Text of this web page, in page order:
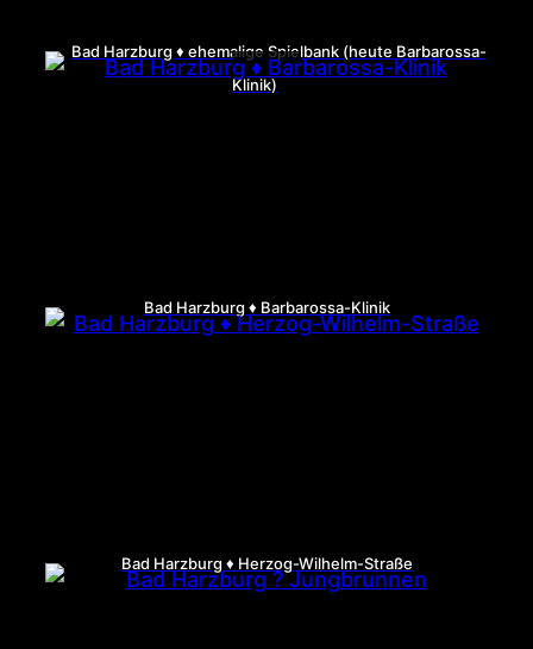
Bad Harzburg ♦ ehemalige Spielbank (heute Barbarossa-
Klinik)
Bad Harzburg ♦ Barbarossa-Klinik
Bad Harzburg ♦ Herzog-Wilhelm-Straße